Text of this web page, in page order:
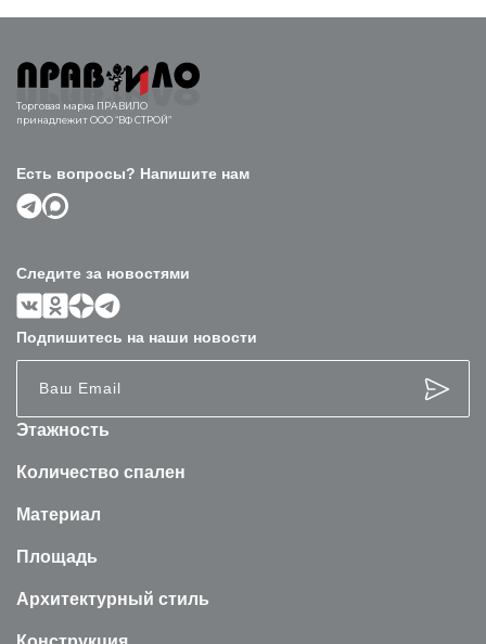
Торговая марка ПРАВИЛО
принадлежит ООО “ВФ СТРОЙ”
Есть вопросы? Напишите нам
Следите за новостями
Подпишитесь на наши новости
Этажность
Количество спален
Материал
Площадь
Архитектурный стиль